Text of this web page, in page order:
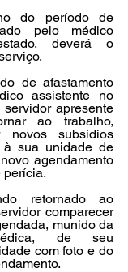
do período de
pelo médico
deverá o
de afastamento
assistente no
apresente
ao trabalho,
novos subsídios
sua unidade de
agendamento
perícia.
retornado ao
comparecer
munido da
de seu
com foto e do